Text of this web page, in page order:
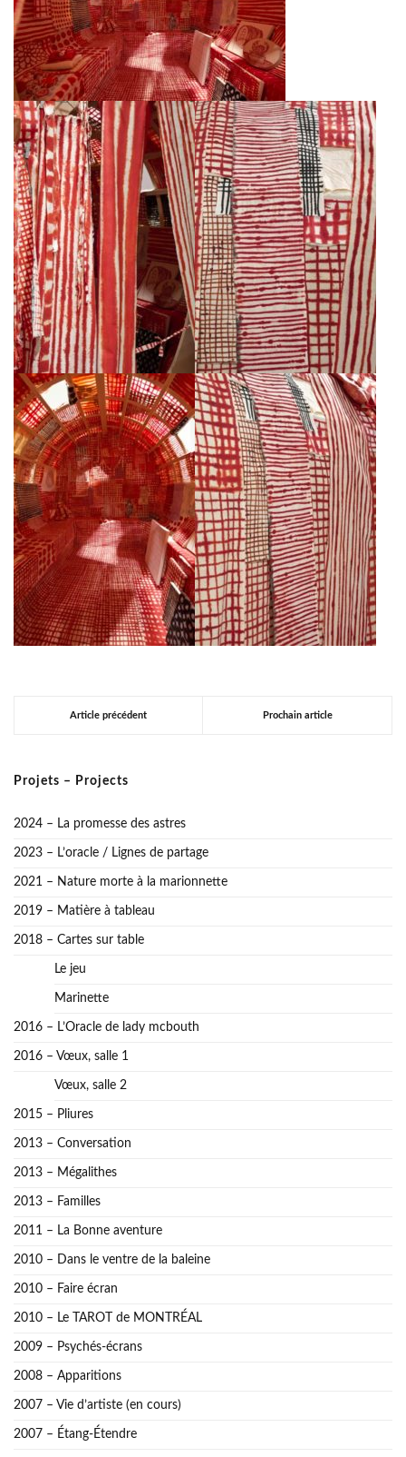
Article précédent Prochain article
Projets – Projects
2024 – La promesse des astres
2023 – L’oracle / Lignes de partage
2021 – Nature morte à la marionnette
2019 – Matière à tableau
2018 – Cartes sur table
Le jeu
Marinette
2016 – L’Oracle de lady mcbouth
2016 – Vœux, salle 1
Vœux, salle 2
2015 – Pliures
2013 – Conversation
2013 – Mégalithes
2013 – Familles
2011 – La Bonne aventure
2010 – Dans le ventre de la baleine
2010 – Faire écran
2010 – Le TAROT de MONTRÉAL
2009 – Psychés-écrans
2008 – Apparitions
2007 – Vie d’artiste (en cours)
2007 – Étang-Étendre